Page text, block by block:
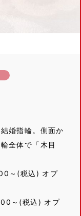
婚指輪。側面か
全体で「木目
～(税込) オプ
～(税込) オプ